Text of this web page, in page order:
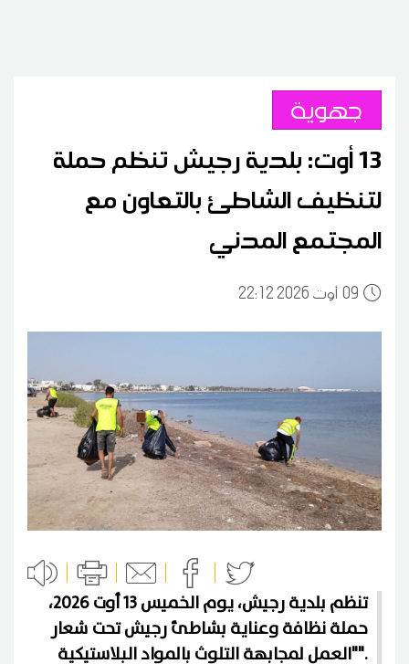
جهوية
13 أوت: بلدية رجيش تنظم حملة
لتنظيف الشاطئ بالتعاون مع
المجتمع المدني
0922:12 2026 أوت
تنظم بلدية رجيش، يوم الخميس 13 أوت 2026،
حملة نظافة وعناية بشاطئ رجيش تحت شعار
"العمل لمجابهة التلوث بالمواد البلاستيكية".